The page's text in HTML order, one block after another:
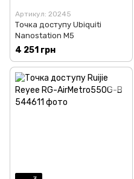
Артикул: 20245
Точка доступу Ubiquiti
Nanostation M5
4 251 грн